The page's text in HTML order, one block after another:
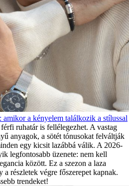
a kényelem találkozik a stílussal
ruhatár is fellélegezhet. A vastag
anyagok, a sötét tónusokat felváltják
egy kicsit lazábbá válik. A 2026-
legfontosabb üzenete: nem kell
között. Ez a szezon a laza
a részletek végre főszerepet kapnak.
trendeket!